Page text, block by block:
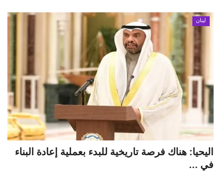
لبنان
اليحيا: هناك فرصة تاريخية للبدء بعملية إعادة البناء
في ...